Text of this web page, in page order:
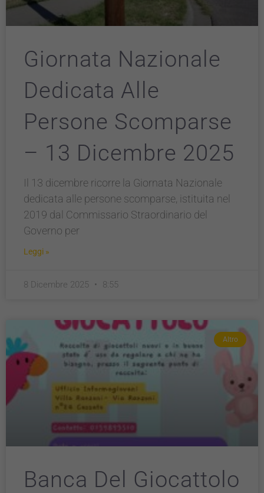
Giornata Nazionale
Dedicata Alle
Persone Scomparse
– 13 Dicembre 2025
Il 13 dicembre ricorre la Giornata Nazionale
dedicata alle persone scomparse, istituita nel
2019 dal Commissario Straordinario del
Governo per
Leggi »
8 Dicembre 2025 8:55
Altro
Banca Del Giocattolo